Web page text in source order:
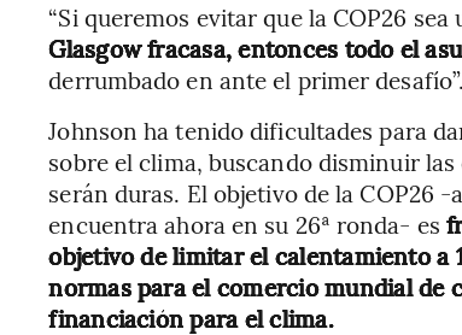
“Si queremos evitar que la COP26
Glasgow fracasa, entonces todo el
derrumbado en ante el primer desafío”.
Johnson ha tenido dificultades para
sobre el clima, buscando disminuir
serán duras. El objetivo de la COP26
encuentra ahora en su 26ª ronda- es
objetivo de limitar el calentamiento a
normas para el comercio mundial de
financiación para el clima.